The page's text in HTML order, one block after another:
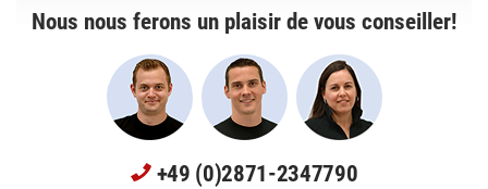
Nous nous ferons un plaisir de vous conseiller!
+49 (0)2871-2347790